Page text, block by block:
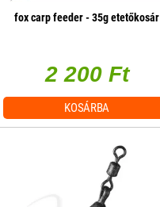
fox carp feeder - 35g etetőkosár
2 200 Ft
KOSÁRBA